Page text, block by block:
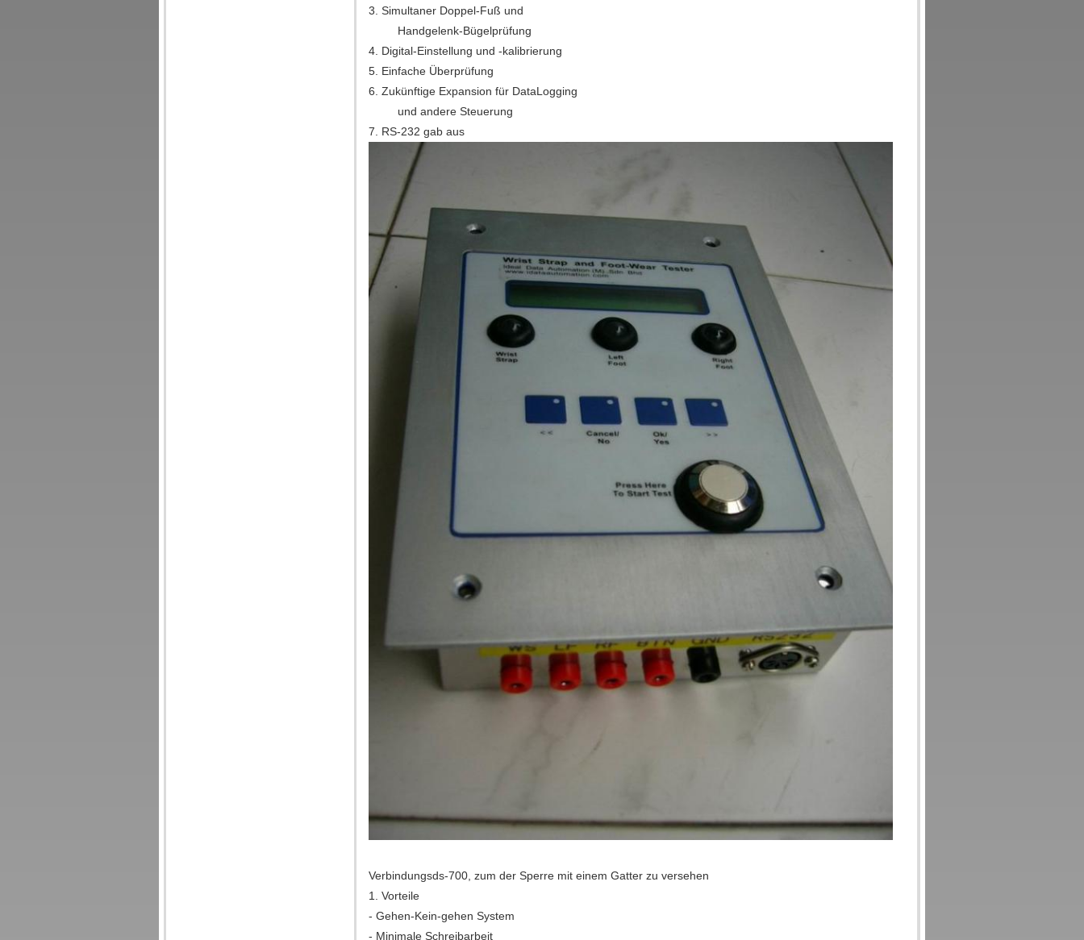
3. Simultaner Doppel-Fuß und
Handgelenk-Bügelprüfung
4. Digital-Einstellung und -kalibrierung
5. Einfache Überprüfung
6. Zukünftige Expansion für DataLogging
und andere Steuerung
7. RS-232 gab aus
Verbindungsds-700, zum der Sperre mit einem Gatter zu versehen
1. Vorteile
- Gehen-Kein-gehen System
- Minimale Schreibarbeit